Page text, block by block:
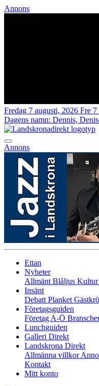
Annons
Fredag 7 augusti, 2026 Fre 7
Dagens namn: Dennis,
Annons
Ettan
Nyheter
Allmänt Blåljus Kultur
Insänt
Debatt Planket
Företagsguiden
Företag A-Ö
Lunchguiden
Galleri Direkt
Landskrona Direkt
Allmänna villkor
Kontakt
Mitt konto